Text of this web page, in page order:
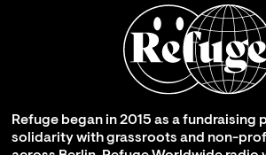
Refuge began in 2015 as a fundraising
solidarity with grassroots and non-